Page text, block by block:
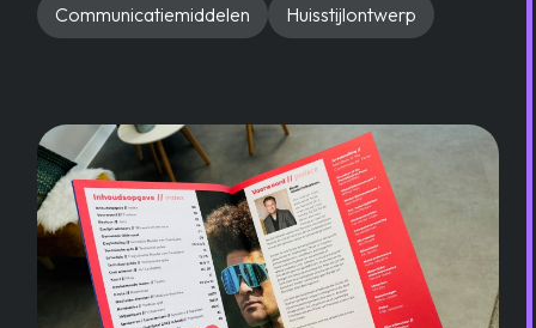
Communicatiemiddelen Huisstijlontwerp